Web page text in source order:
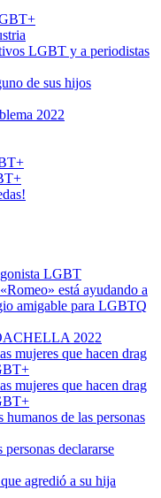
LGBT y a periodistas
de sus hijos
2022
LGBT
está ayudando a
amigable para LGBTQ
2022
mujeres que hacen drag
mujeres que hacen drag
humanos de las personas
declararse
agredió a su hija